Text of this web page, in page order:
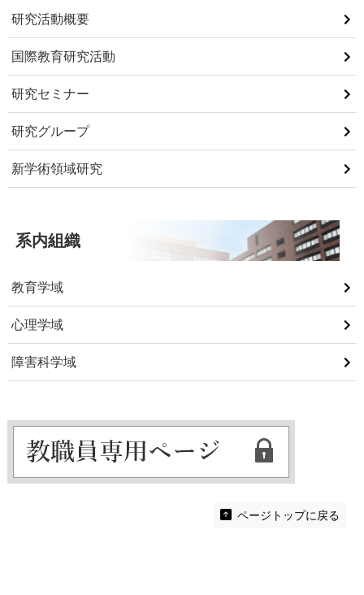
研究活動概要
国際教育研究活動
研究セミナー
研究グループ
新学術領域研究
系内組織
教育学域
心理学域
障害科学域
ページトップに戻る